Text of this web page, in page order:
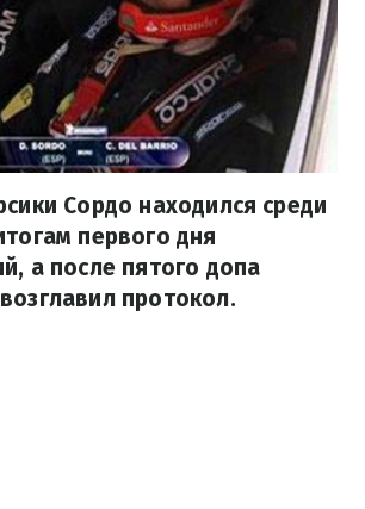
Сордо находился среди
первого дня
а после пятого допа
протокол.